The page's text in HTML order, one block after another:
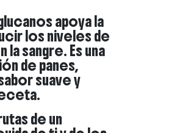
apoya la
los niveles de
sangre. Es una
de panes,
suave y
de un